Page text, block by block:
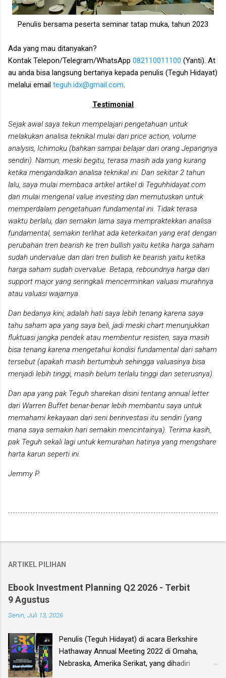
Penulis bersama peserta seminar tatap muka, tahun 2023
Ada yang mau ditanyakan?
Kontak Telepon/Telegram/WhatsApp 082110011100 (Yanti). At
au anda bisa langsung bertanya kepada penulis (Teguh Hidayat)
melalui email teguh.idx@gmail.com
Testimonial
Sejak awal saya tekun mempelajari pengetahuan untuk
melakukan analisa teknikal mulai dari price action, volume
analysis, Ichimoku (bahkan sampai belajar dari orang Jepangnya
sendiri). Namun, meski begitu, terasa masih ada yang kurang
ketika mengandalkan analisa teknikal ini. Dan sekitar 2 tahun
lalu, saya mulai membaca artikel artikel di Teguhhidayat.com
dan mulai mengenal value investing dan memutuskan untuk
memperdalam pengetahuan fundamental ini. Tidak terasa
waktu berlalu, dan semakin lama saya mempraktekkan analisa
fundamental, semakin terlihat ada keterkaitan yang erat dengan
perubahan tren bearish ke tren bullish yaitu ketika harga saham
sudah undervalue dan dari tren bullish ke bearish yaitu ketika
harga saham sudah overvalue. Betapa, reboundnya harga dari
support major yang seringkali mencerminkan valuasi murahnya
atau valuasi wajarnya.
Dan bedanya kini, adalah hati saya lebih tenang karena saya
tahu saham apa yang saya beli, jadi meski chart menunjukkan
fluktuasi jangka pendek atau membentur resisten, saya masih
bisa tenang karena mengetahui kondisi fundamental dari saham
tersebut (apakah masih bertumbuh sehingga valuasinya bisa
menjadi lebih tinggi, masih belum terlalu tinggi dan seterusnya).
Dan apa yang pak Teguh sharekan disini tentang annual letter
dari Warren Buffet benar-benar lebih membantu saya untuk
memahami kekayaan dari seni berinvestasi itu sendiri (yang
mana saya semakin hari semakin mencintainya). Terima kasih,
pak Teguh sekali lagi untuk kemurahan hatinya yang mengshare
harta karun seperti ini.
Jemmy P.
ARTIKEL PILIHAN
Ebook Investment Planning Q2 2026 - Terbit
9 Agustus
Senin, Juli 13, 2026
Penulis (Teguh Hidayat) di acara Berkshire
Hathaway Annual Meeting 2022 di Omaha,
Nebraska, Amerika Serikat, yang dihadiri